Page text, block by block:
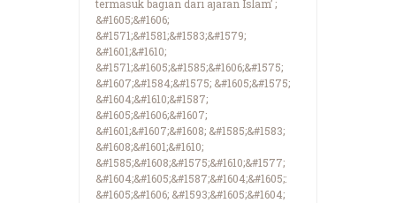
termasuk bagian dari ajaran Islam’ ;
&#1605;&#1606;
&#1571;&#1581;&#1583;&#1579;
&#1601;&#1610;
&#1571;&#1605;&#1585;&#1606;&#1575;
&#1607;&#1584;&#1575; &#1605;&#1575;
&#1604;&#1610;&#1587;
&#1605;&#1606;&#1607;
&#1601;&#1607;&#1608; &#1585;&#1583;
&#1608;&#1601;&#1610;
&#1585;&#1608;&#1575;&#1610;&#1577;
&#1604;&#1605;&#1587;&#1604;&#1605;:
&#1605;&#1606; &#1593;&#1605;&#1604;